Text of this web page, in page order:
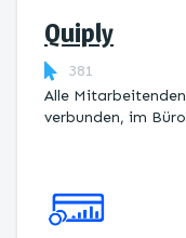
Quiply
381
Alle
verbunden, im